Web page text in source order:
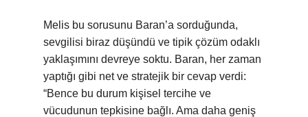
Melis bu sorusunu Baran’a sorduğunda,
sevgilisi biraz düşündü ve tipik çözüm odaklı
yaklaşımını devreye soktu. Baran, her zaman
yaptığı gibi net ve stratejik bir cevap verdi:
“Bence bu durum kişisel tercihe ve
vücudunun tepkisine bağlı. Ama daha geniş